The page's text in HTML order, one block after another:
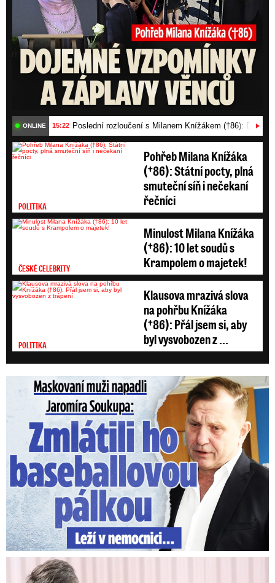
ONLINE 15:22 Poslední rozloučení s Milanem Knížákem (†86):
POLITIKA
Pohřeb Milana Knížáka
(†86): Státní pocty, plná
smuteční síň i nečekaní
řečníci
ČESKÉ CELEBRITY
Minulost Milana Knížáka
(†86): 10 let soudů s
Krampolem o majetek!
POLITIKA
Klausova mrazivá slova
na pohřbu Knížáka
(†86): Přál jsem si, aby
byl vysvobozen z ...
Maskovaní muži napadli Jaromíra Soukupa: Krvavá nakládačka
V trezoru měl 80 milionů: Policie obvinila exšéfa železnic!